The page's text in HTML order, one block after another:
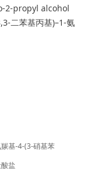
盐
基-4-(3-硝基苯
2-propyl alcohol
苯基丙基)–1-氨